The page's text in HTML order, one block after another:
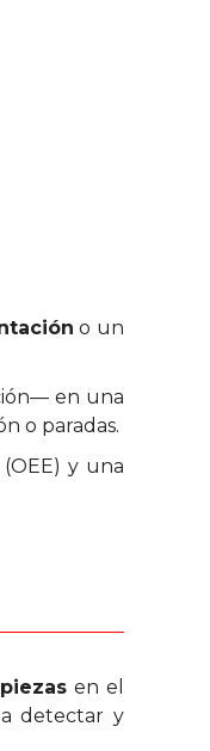
o un
en una
o paradas.
y una
en el
detectar y